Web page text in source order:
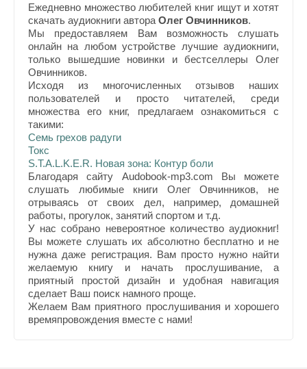
Ежедневно множество любителей книг ищут и хотят
скачать аудиокниги автора Олег Овчинников.
Мы предоставляем Вам возможность слушать
онлайн на любом устройстве лучшие аудиокниги,
только вышедшие новинки и бестселлеры Олег
Овчинников.
Исходя из многочисленных отзывов наших
пользователей и просто читателей, среди
множества его книг, предлагаем ознакомиться с
такими:
Семь грехов радуги
Токс
S.T.A.L.K.E.R. Новая зона: Контур боли
Благодаря сайту Audobook-mp3.com Вы можете
слушать любимые книги Олег Овчинников, не
отрываясь от своих дел, например, домашней
работы, прогулок, занятий спортом и т.д.
У нас собрано невероятное количество аудиокниг!
Вы можете слушать их абсолютно бесплатно и не
нужна даже регистрация. Вам просто нужно найти
желаемую книгу и начать прослушивание, а
приятный простой дизайн и удобная навигация
сделает Ваш поиск намного проще.
Желаем Вам приятного прослушивания и хорошего
времяпровождения вместе с нами!